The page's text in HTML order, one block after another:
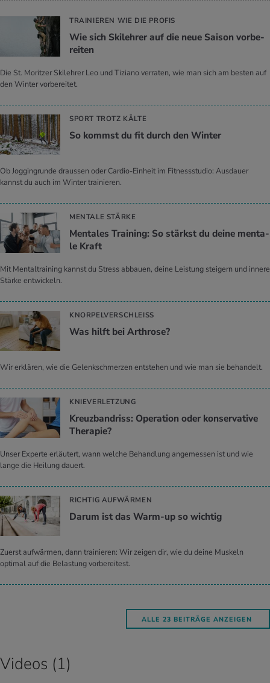
TRAINIEREN WIE DIE PROFIS
Wie sich Ski­leh­rer auf die neue Sai­son vor­be­
rei­ten
Die St. Moritzer Skilehrer Leo und Tiziano verraten, wie man sich am besten auf
den Winter vorbereitet.
SPORT TROTZ KÄLTE
So kommst du fit durch den Win­ter
Ob Joggingrunde draussen oder Cardio-Einheit im Fitnessstudio: Ausdauer
kannst du auch im Winter trainieren.
MENTALE STÄRKE
Men­ta­les Trai­ning: So stärkst du deine men­ta­
le Kraft
Mit Mentaltraining kannst du Stress abbauen, deine Leistung steigern und innere
Stärke entwickeln.
KNORPELVERSCHLEISS
Was hilft bei Ar­thro­se?
Wir erklären, wie die Gelenkschmerzen entstehen und wie man sie behandelt.
KNIEVERLETZUNG
Kreuz­band­riss: Ope­ra­ti­on oder kon­ser­va­ti­ve
The­ra­pie?
Unser Experte erläutert, wann welche Behandlung angemessen ist und wie
lange die Heilung dauert.
RICHTIG AUFWÄRMEN
Darum ist das Warm-up so wich­tig
Zuerst aufwärmen, dann trainieren: Wir zeigen dir, wie du deine Muskeln
optimal auf die Belastung vorbereitest.
ALLE 23 BEITRÄGE ANZEIGEN
Videos (1)